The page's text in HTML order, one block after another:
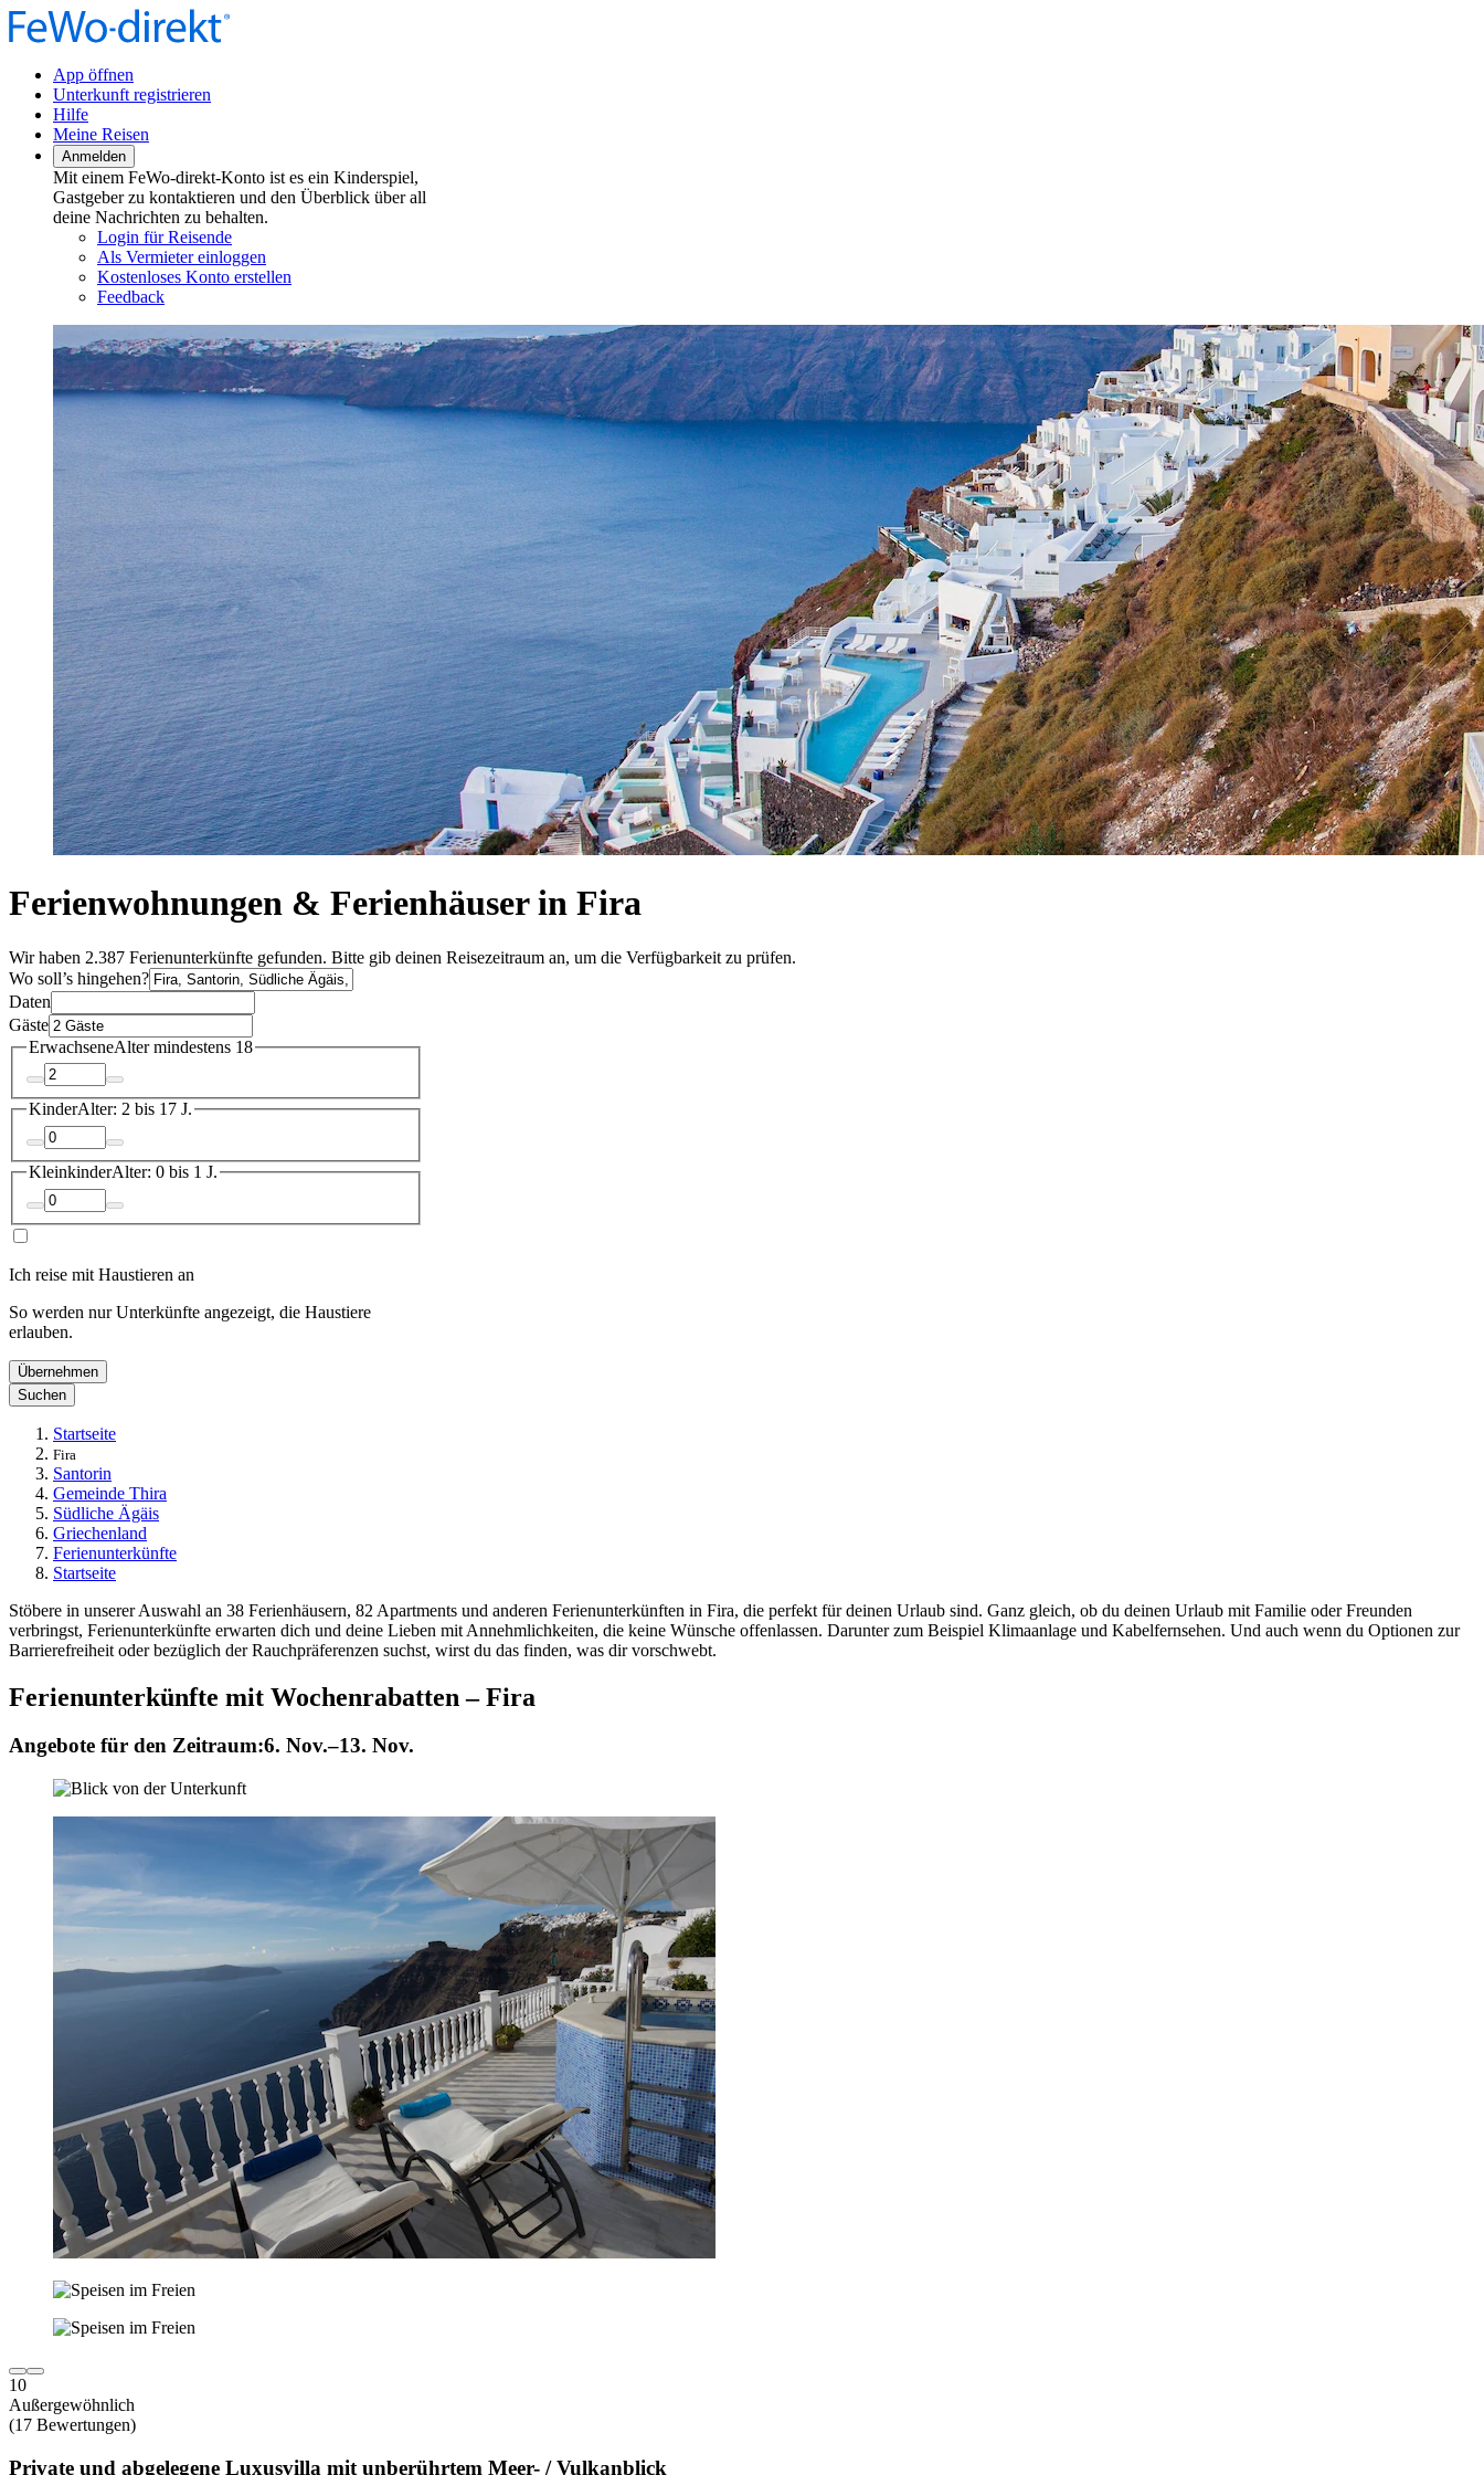
App öffnen
Unterkunft registrieren
Hilfe
Meine Reisen
Anmelden
Mit einem FeWo-direkt-Konto ist es ein Kinderspiel,
Gastgeber zu kontaktieren und den Überblick über all
deine Nachrichten zu behalten.
Login für Reisende
Als Vermieter einloggen
Kostenloses Konto erstellen
Feedback
Ferienwohnungen & Ferienhäuser in Fira
Wir haben 2.387 Ferienunterkünfte gefunden. Bitte gib deinen Reisezeitraum an, um die Verfügbarkeit zu prüfen.
Wo soll’s hingehen?
Daten
Gäste
ErwachseneAlter mindestens 18
KinderAlter: 2 bis 17 J.
KleinkinderAlter: 0 bis 1 J.
Ich reise mit Haustieren an
So werden nur Unterkünfte angezeigt, die Haustiere
erlauben.
Übernehmen
Suchen
Startseite
Fira
Santorin
Gemeinde Thira
Südliche Ägäis
Griechenland
Ferienunterkünfte
Startseite
Stöbere in unserer Auswahl an 38 Ferienhäusern, 82 Apartments und anderen Ferienunterkünften in Fira, die perfekt für deinen Urlaub sind. Ganz gleich, ob du deinen Urlaub mit Familie oder Freunden
verbringst, Ferienunterkünfte erwarten dich und deine Lieben mit Annehmlichkeiten, die keine Wünsche offenlassen. Darunter zum Beispiel Klimaanlage und Kabelfernsehen. Und auch wenn du Optionen zur
Barrierefreiheit oder bezüglich der Rauchpräferenzen suchst, wirst du das finden, was dir vorschwebt.
Ferienunterkünfte mit Wochenrabatten – Fira
Angebote für den Zeitraum:6. Nov.–13. Nov.
10
Außergewöhnlich
(17 Bewertungen)
Private und abgelegene Luxusvilla mit unberührtem Meer- / Vulkanblick